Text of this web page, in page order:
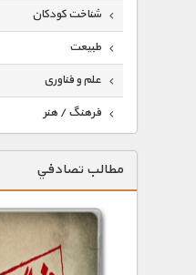
شناخت کودکان
طبیعت
علم و فناوری
فرهنگ / هنر
گردشگری
ماورایی
مسابقات / ورزشی
مطالب تصادفي